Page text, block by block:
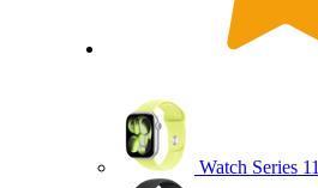
Watch Series 11